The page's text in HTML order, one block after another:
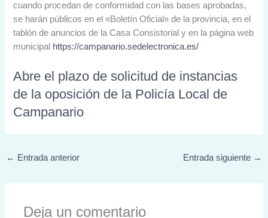
cuando procedan de conformidad con las bases aprobadas,
se harán públicos en el «Boletín Oficial» de la provincia, en el
tablón de anuncios de la Casa Consistorial y en la página web
municipal https://campanario.sedelectronica.es/
Abre el plazo de solicitud de instancias
de la oposición de la Policía Local de
Campanario
← Entrada anterior Entrada siguiente →
Deja un comentario